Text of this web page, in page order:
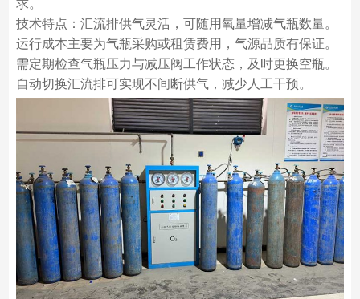
求。
技术特点：汇流排供气灵活，可随用氧量增减气瓶数量。
运行成本主要为气瓶采购或租赁费用，气源品质有保证。
需定期检查气瓶压力与减压阀工作状态，及时更换空瓶。
自动切换汇流排可实现不间断供气，减少人工干预。